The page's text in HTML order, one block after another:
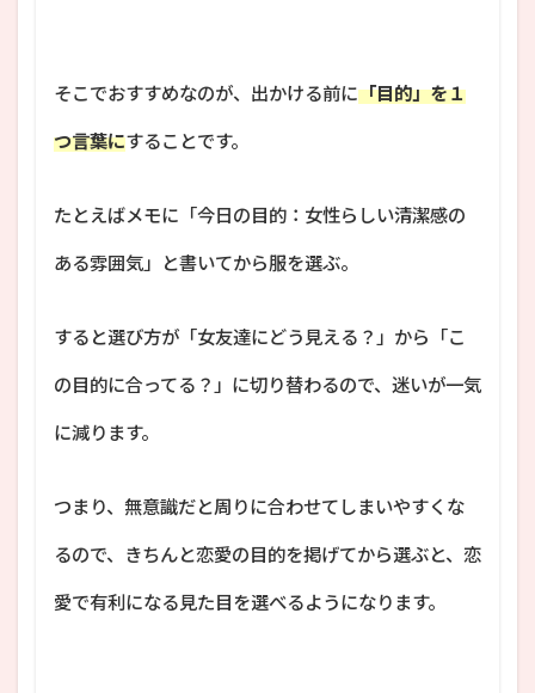
そこでおすすめなのが、出かける前に「目的」を１
つ言葉にすることです。
たとえばメモに「今日の目的：女性らしい清潔感の
ある雰囲気」と書いてから服を選ぶ。
すると選び方が「女友達にどう見える？」から「こ
の目的に合ってる？」に切り替わるので、迷いが一気
に減ります。
つまり、無意識だと周りに合わせてしまいやすくな
るので、きちんと恋愛の目的を掲げてから選ぶと、恋
愛で有利になる見た目を選べるようになります。